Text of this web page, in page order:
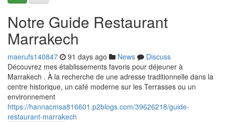
Notre Guide Restaurant
Marrakech
maerufs140847 91 days ago News
Discuss
Découvrez mes établissements favoris pour déjeuner à
Marrakech . À la recherche de une adresse traditionnelle dans la
centre historique, un café moderne sur les Terrasses ou un
environnement
https://hannacmsa816601.p2blogs.com/39626218/guide-
restaurant-marrakech